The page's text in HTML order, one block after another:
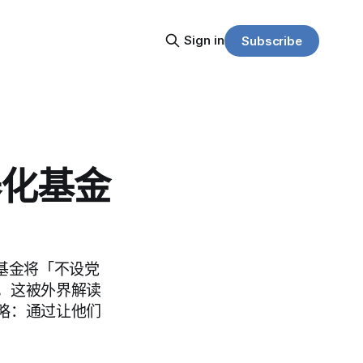
Sign in Subscribe
基金
金将「不设党
这被外界解读
：通过让他们